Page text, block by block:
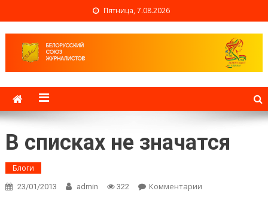
Пятница, 7.08.2026
Белорусский союз
журналистов
В списках не значатся
Блоги
23/01/2013 admin 322 Комментарии